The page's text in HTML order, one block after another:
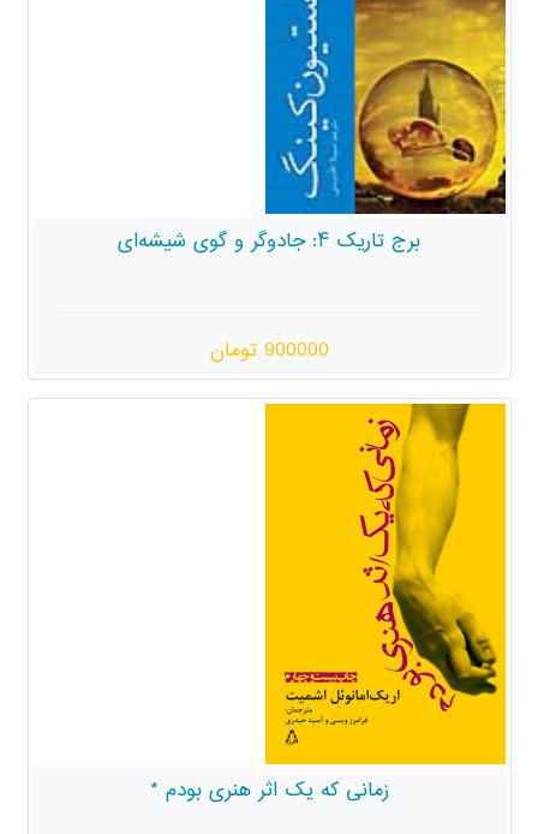
برج تاریک ۴: جادوگر و گوی شیشه‌ای
900000 تومان
زمانی که یک اثر هنری بودم *